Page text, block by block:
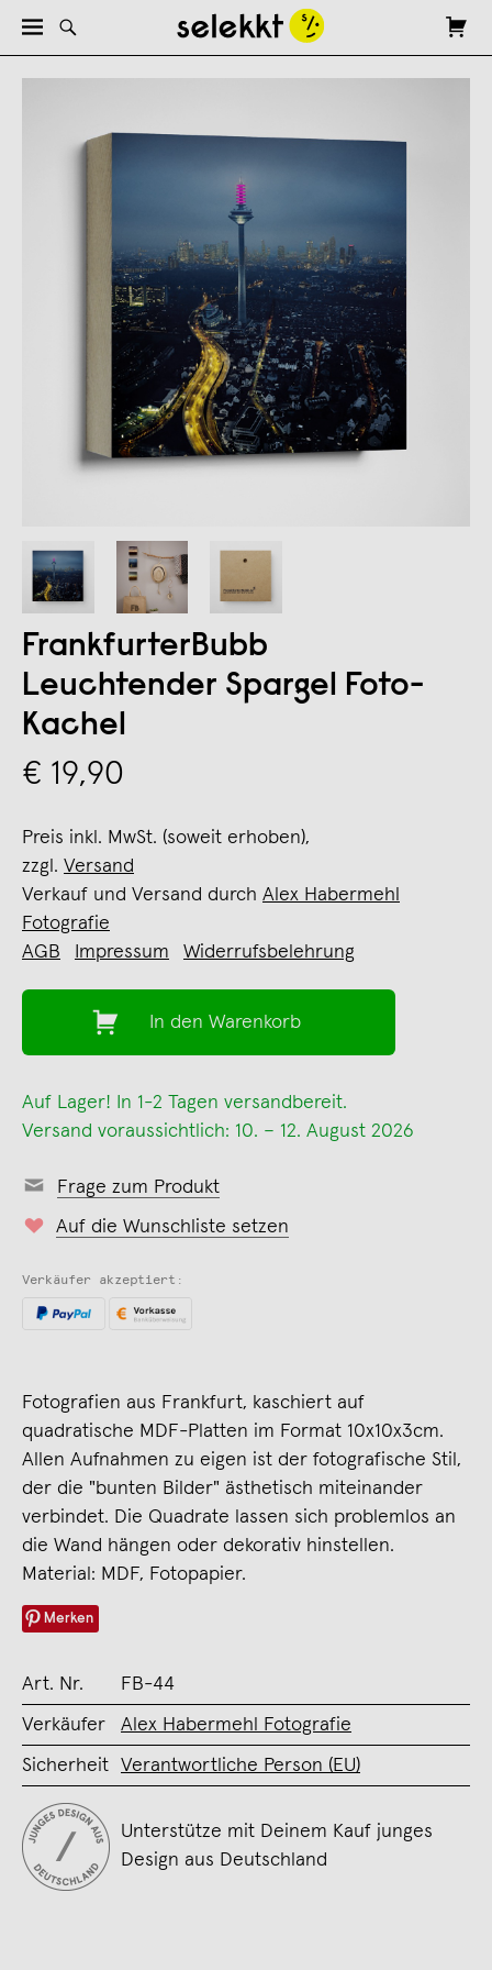
FrankfurterBubb
Leuchtender Spargel Foto-
Kachel
€ 19,90
Preis inkl. MwSt. (soweit erhoben),
zzgl. Versand
Verkauf und Versand durch Alex Habermehl
Fotografie
AGB
Impressum Widerrufsbelehrung
In den Warenkorb
Auf Lager! In 1-2 Tagen versandbereit.
Versand voraussichtlich: 10. – 12. August 2026
Frage zum Produkt
Auf die Wunschliste setzen
Verkäufer akzeptiert:
Fotografien aus Frankfurt, kaschiert auf
quadratische MDF-Platten im Format 10x10x3cm.
Allen Aufnahmen zu eigen ist der fotografische Stil,
der die "bunten Bilder" ästhetisch miteinander
verbindet. Die Quadrate lassen sich problemlos an
die Wand hängen oder dekorativ hinstellen.
Material: MDF, Fotopapier.
Merken
Art. Nr. FB-44
Verkäufer Alex Habermehl Fotografie
Sicherheit Verantwortliche Person (EU)
Unterstütze mit Deinem Kauf junges
Design aus Deutschland